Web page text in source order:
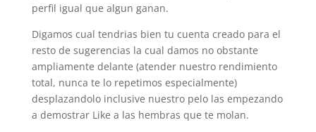
perfil igual que algun ganan.
Digamos cual tendri­as bien tu cuenta creado para el
resto de sugerencias la cual damos no obstante
ampliamente delante (atender nuestro rendimiento
total, nunca te lo repetimos especialmente)
desplazandolo inclusive nuestro pelo las empezando
a demostrar Like a las hembras que te molan.